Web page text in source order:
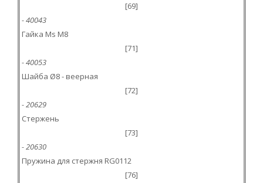
[69]
- 40043
Гайка Ms M8
[71]
- 40053
Шайба Ø8 - веерная
[72]
- 20629
Стержень
[73]
- 20630
Пружина для стержня RG0112
[76]